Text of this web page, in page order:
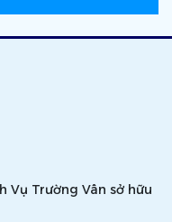
Vụ Trường Vân sở hữu